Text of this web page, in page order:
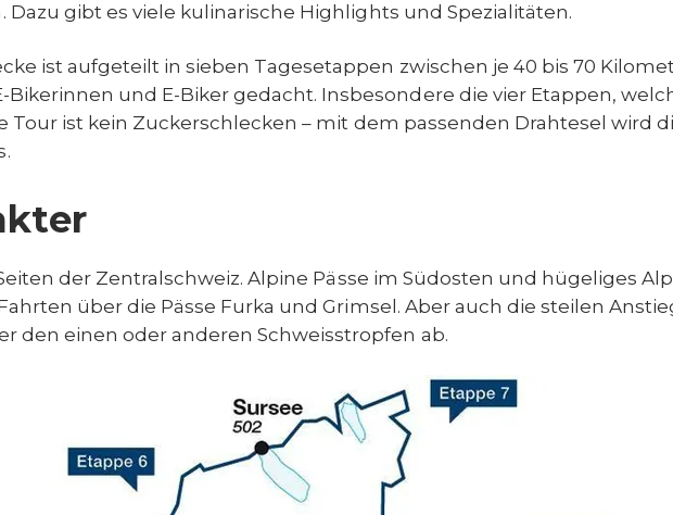
Dazu gibt es viele kulinarische Highlights und Spezialitäten.
ist aufgeteilt in sieben Tagesetappen zwischen je 40 bis 70
und E-Biker gedacht. Insbesondere die vier Etappen,
Tour ist kein Zuckerschlecken – mit dem passenden Drahtesel wird
der Zentralschweiz. Alpine Pässe im Südosten und hügeliges
über die Pässe Furka und Grimsel. Aber auch die steilen
den einen oder anderen Schweisstropfen ab.